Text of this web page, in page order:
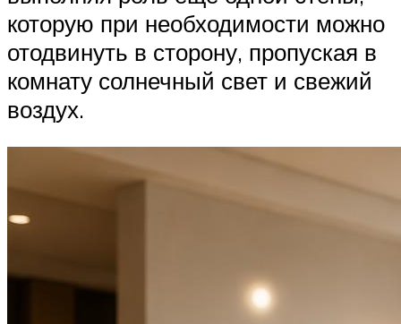
которую при необходимости можно
отодвинуть в сторону, пропуская в
комнату солнечный свет и свежий
воздух.